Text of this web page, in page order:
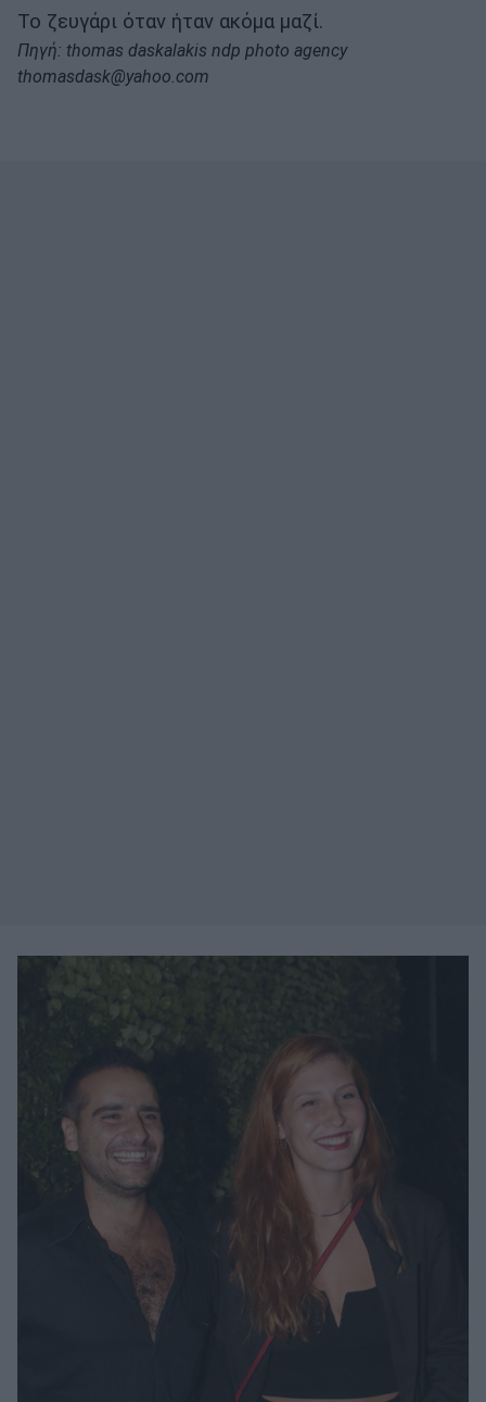
Το ζευγάρι όταν ήταν ακόμα μαζί.
Πηγή: thomas daskalakis ndp photo agency
thomasdask@yahoo.com